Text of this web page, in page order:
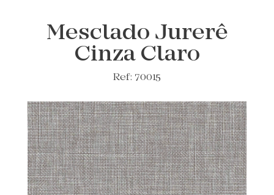
Mesclado Jurerê
Cinza Claro
Ref: 70015